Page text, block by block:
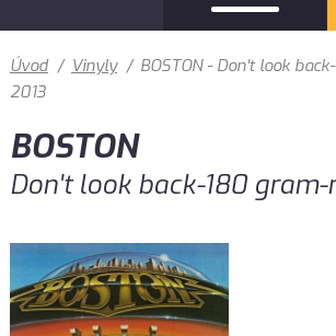
Úvod / Vinyly / BOSTON - Don't look
2013
BOSTON
Don't look back-180 gram-